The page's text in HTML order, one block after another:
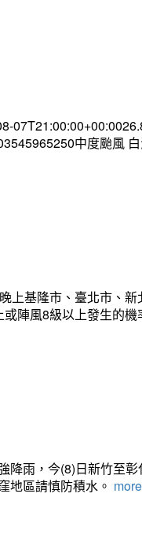
中度颱風
上基隆市、臺北市、
陣風8級以上發生的
降雨，今(8)日新竹至
地區請慎防積水。